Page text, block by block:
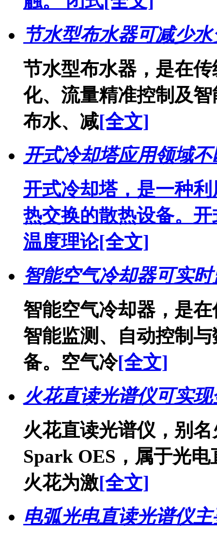
节水型布水器可减少
节水型布水器，是在
化、流量精准控制及
布水、减[全文]
开式冷却塔应用领域
开式冷却塔，是一种
热交换的散热设备。
温度理论[全文]
智能空气冷却器可实
智能空气冷却器，是
智能监测、自动控制
备。空气冷[全文]
火花直读光谱仪可实
火花直读光谱仪，别
Spark OES，属于光
火花为激[全文]
电弧光电直读光谱仪